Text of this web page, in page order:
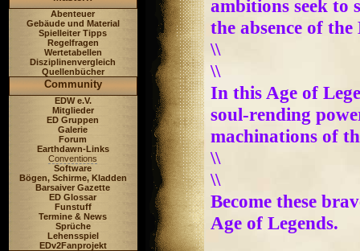
Abenteuer
Gebäude und Material
Spielleiter Tipps
Regelfragen
Wertetabellen
Disziplinenvergleich
Quellenbücher
Community
EDW e.V.
Mitglieder
ED Gruppen
Galerie
Forum
Earthdawn-Links
Conventions
Software
Bögen, Schirme, Kladden
Barsaiver Gazette
ED Glossar
Funstuff
Termine & News
Sprüche
Lehensspiel
EDv2Fanprojekt
ambitions seek to
the absence of
\\
\\
In this Age of
soul-rending
machinations of
\\
\\
Become these
Age of Legends.